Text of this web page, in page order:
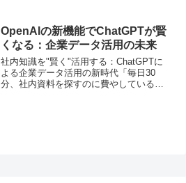
3.7を積極的にワ...
OpenAIの新機能でChatGPTが賢
くなる：企業データ活用の未来
社内知識を"賢く"活用する：ChatGPTに
よる企業データ活用の新時代「毎日30
分、社内資料を探すのに費やしている」